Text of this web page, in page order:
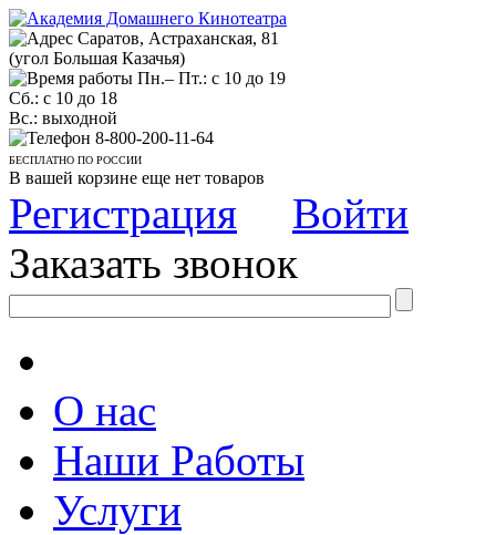
Саратов, Астраханская, 81
(угол Большая Казачья)
Пн.– Пт.: с 10 до 19
Сб.: с 10 до 18
Вс.: выходной
8-800-200-11-64
БЕСПЛАТНО ПО РОССИИ
В вашей корзине еще нет товаров
Регистрация
Войти
Заказать звонок
О нас
Наши Работы
Услуги